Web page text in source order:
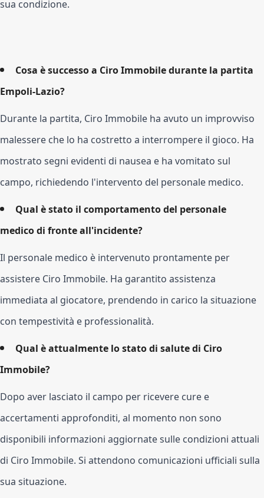
sua condizione.
Cosa è successo a Ciro Immobile durante la partita
Empoli-Lazio?
Durante la partita, Ciro Immobile ha avuto un improvviso
malessere che lo ha costretto a interrompere il gioco. Ha
mostrato segni evidenti di nausea e ha vomitato sul
campo, richiedendo l'intervento del personale medico.
Qual è stato il comportamento del personale
medico di fronte all'incidente?
Il personale medico è intervenuto prontamente per
assistere Ciro Immobile. Ha garantito assistenza
immediata al giocatore, prendendo in carico la situazione
con tempestività e professionalità.
Qual è attualmente lo stato di salute di Ciro
Immobile?
Dopo aver lasciato il campo per ricevere cure e
accertamenti approfonditi, al momento non sono
disponibili informazioni aggiornate sulle condizioni attuali
di Ciro Immobile. Si attendono comunicazioni ufficiali sulla
sua situazione.